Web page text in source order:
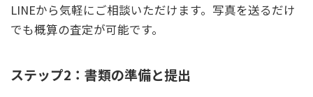
LINEから気軽にご相談いただけます。写真を送るだけ
でも概算の査定が可能です。
ステップ2：書類の準備と提出